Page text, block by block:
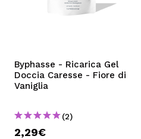
Byphasse - Ricarica Gel
Doccia Caresse - Fiore di
Vaniglia
(2)
2,29€